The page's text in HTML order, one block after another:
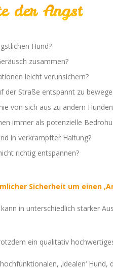
der Angst
Hund?
zusammen?
leicht verunsichern?
der Straße entspannt zu
von sich aus zu andern
immer als potenzielle
in verkrampfter Haltung?
richtig entspannen?
Sicherheit um einen
in unterschiedlich starker
ein qualitativ
‚idealen‘